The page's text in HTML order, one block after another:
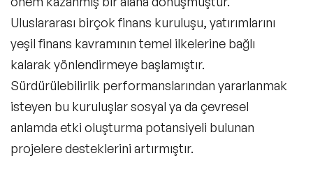
Uluslararası birçok finans kuruluşu, yatırımlarını
yeşil finans kavramının temel ilkelerine bağlı
kalarak yönlendirmeye başlamıştır.
Sürdürülebilirlik performanslarından yararlanmak
isteyen bu kuruluşlar sosyal ya da çevresel
anlamda etki oluşturma potansiyeli bulunan
projelere desteklerini artırmıştır.